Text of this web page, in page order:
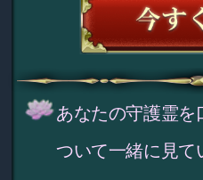
あなたの守護霊を
ついて一緒に見て